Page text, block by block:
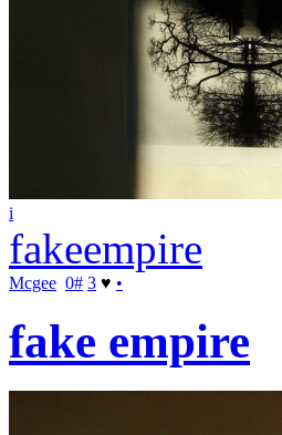
i
fakeempire
Mcgee 0# 3 ♥ •
fake empire